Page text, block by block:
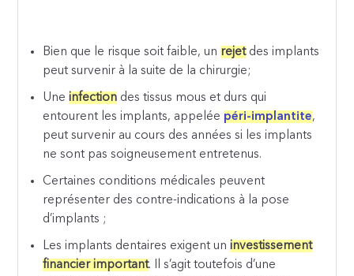
Bien que le risque soit faible, un rejetdes implants
peut survenir à la suite de la chirurgie;
Uneinfection des tissus mous et durs qui
entourent les implants, appelée péri-implantite,
peut survenir au cours des années si les implants
ne sont pas soigneusement entretenus.
Certaines conditions médicales peuvent
représenter des contre-indications à la pose
d’implants ;
Les implants dentaires exigent uninvestissement
financier important. Il s’agit toutefois d’une